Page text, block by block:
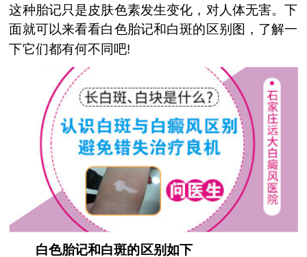
这种胎记只是皮肤色素发生变化，对人体无害。下
面就可以来看看白色胎记和白斑的区别图，了解一
下它们都有何不同吧!
白色胎记和白斑的区别如下